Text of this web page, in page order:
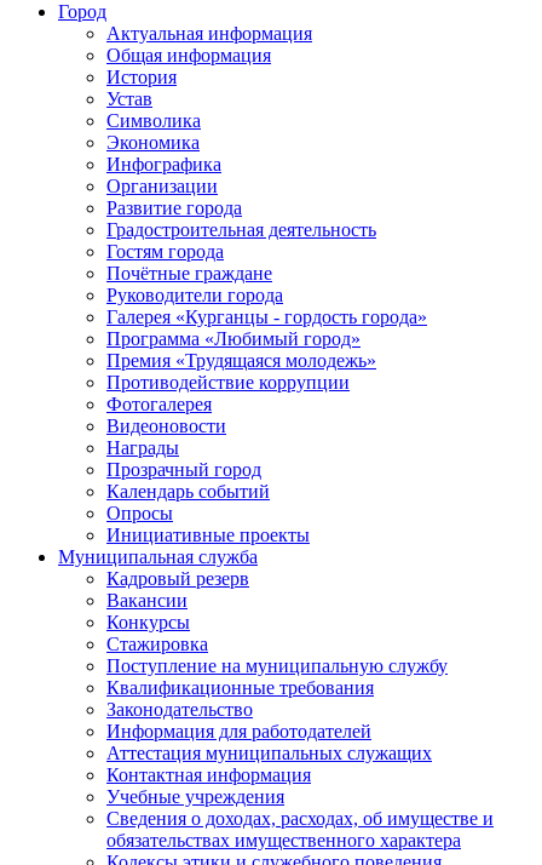
Город
Актуальная информация
Общая информация
История
Устав
Символика
Экономика
Инфографика
Организации
Развитие города
Градостроительная деятельность
Гостям города
Почётные граждане
Руководители города
Галерея «Курганцы - гордость города»
Программа «Любимый город»
Премия «Трудящаяся молодежь»
Противодействие коррупции
Фотогалерея
Видеоновости
Награды
Прозрачный город
Календарь событий
Опросы
Инициативные проекты
Муниципальная служба
Кадровый резерв
Вакансии
Конкурсы
Стажировка
Поступление на муниципальную службу
Квалификационные требования
Законодательство
Информация для работодателей
Аттестация муниципальных служащих
Контактная информация
Учебные учреждения
Сведения о доходах, расходах, об имуществе и
обязательствах имущественного характера